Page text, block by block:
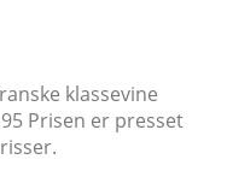
klassevine
Prisen er presset